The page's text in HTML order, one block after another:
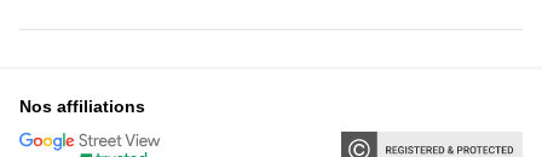
Nos affiliations